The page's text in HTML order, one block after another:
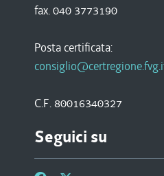
fax. 040 3773190
Posta certificata:
C.F. 80016340327
Seguici su